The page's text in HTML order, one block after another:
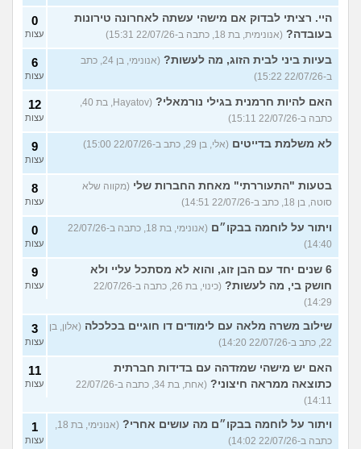
היי. רציתי לבדוק אם מישהי עשתה לאחרונה טירונות
בעובדה? (אנונימית, בת 18, כתבה ב-22/07/26 15:31)
0
עצות
בעיות ביני לבית הזוג, מה לעשות?
(אנונימי, בן 24, כתב
ב-22/07/26 15:22)
6
עצות
האם להיות חרמנית בגילי נורמאלי?
(Hayatov, בת 40,
כתבה ב-22/07/26 15:11)
12
עצות
לא משלמת בדייטים (אלי, בן 29, כתב ב-22/07/26 15:00) 9
עצות
בטעות "התעוררתי" מאחת החברות שלי (מקווה שלא
סוטה, בן 18, כתב ב-22/07/26 14:51)
8
עצות
ויתור על לוחמה בבקו״ם
(אנונימי, בת 18, כתבה ב-22/07/26
14:40)
0
עצות
6 שנים יחד עם הבן זוג, והוא לא מסתכל עליי ולא
חושק בי, מה לעשות?
(כינוי, בת 26, כתבה ב-22/07/26
14:29)
9
עצות
שילוב משרה מלאה עם לימודים דו חוגיים בכלכלה (אלון, בן
22, כתב ב-22/07/26 14:20)
3
עצות
האם יש מישהי שמזדהה עם בדידות חברתית
כתוצאה ממראה חיצוני?
(אחת, בת 34, כתבה ב-22/07/26
14:11)
11
עצות
ויתור על לוחמה בבקו״ם מה עושים אחרי?
(אנונימי, בת 18,
כתבה ב-22/07/26 14:02)
1
עצות